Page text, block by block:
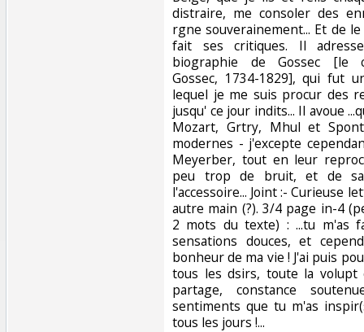
distraire, me consoler des
rgne souverainement... Et de
fait ses critiques. Il
biographie de Gossec [le
Gossec, 1734-1829], qui fut
lequel je me suis procur des
jusqu' ce jour indits... Il avoue
Mozart, Grtry, Mhul et
modernes - j'excepte
Meyerber, tout en leur
peu trop de bruit, et de
l'accessoire... Joint :- Curieuse
autre main (?). 3/4 page in-4
2 mots du texte) : ...tu m'as
sensations douces, et
bonheur de ma vie ! J'ai puis
tous les dsirs, toute la volupt
partage, constance
sentiments que tu m'as
tous les jours !... ‎